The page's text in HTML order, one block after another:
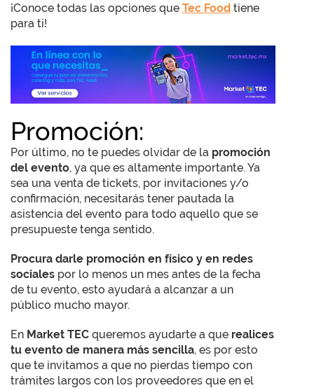
¡Conoce todas las opciones que Tec Food tiene
para ti!
Promoción:
Por último, no te puedes olvidar de la promoción
del evento, ya que es altamente importante. Ya
sea una venta de tickets, por invitaciones y/o
confirmación, necesitarás tener pautada la
asistencia del evento para todo aquello que se
presupueste tenga sentido.
Procura darle promoción en físico y en redes
sociales por lo menos un mes antes de la fecha
de tu evento, esto ayudará a alcanzar a un
público mucho mayor.
En Market TEC queremos ayudarte a que realices
tu evento de manera más sencilla, es por esto
que te invitamos a que no pierdas tiempo con
trámites largos con los proveedores que en el